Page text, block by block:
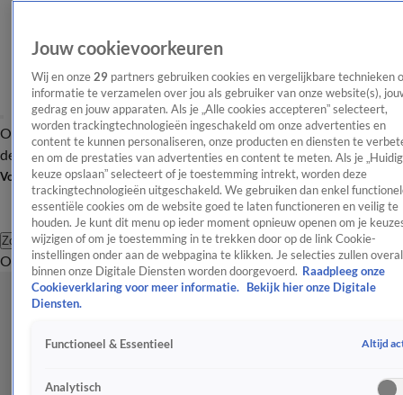
OverzichtAfleveringen Entertainment TV Algemeen
Tip
de redactieNieuwsbrief
Volg Shownieuws
Zoeken
OverzichtEntertainmentSpraakmakendRealityCrimeVideo's
Jouw cookievoorkeuren
Wij en onze 29 partners gebruiken cookies en vergelijkbare technieken
informatie te verzamelen over jou als gebruiker van onze website(s),
gedrag en jouw apparaten. Als je „Alle cookies accepteren” selecteert,
worden trackingtechnologieën ingeschakeld om onze advertenties en
content te kunnen personaliseren, onze producten en diensten te
en om de prestaties van advertenties en content te meten. Als je
keuze opslaan” selecteert of je toestemming intrekt, worden deze
trackingtechnologieën uitgeschakeld. We gebruiken dan enkel
essentiële cookies om de website goed te laten functioneren en veilig te
houden. Je kunt dit menu op ieder moment opnieuw openen om je
wijzigen of om je toestemming in te trekken door op de link Cookie-
instellingen onder aan de webpagina te klikken. Je selecties zullen overal
binnen onze Digitale Diensten worden doorgevoerd. Raadpleeg onze
Cookieverklaring voor meer informatie.
Bekijk hier onze Digitale
Diensten.
Functioneel & Essentieel Altijd
Analytisch